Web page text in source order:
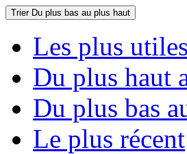
Trier Du plus bas au plus haut
Les plus utiles
Du plus haut
Du plus bas
Le plus récent